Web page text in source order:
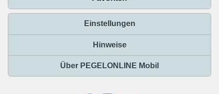
Einstellungen
Hinweise
Über PEGELONLINE Mobil